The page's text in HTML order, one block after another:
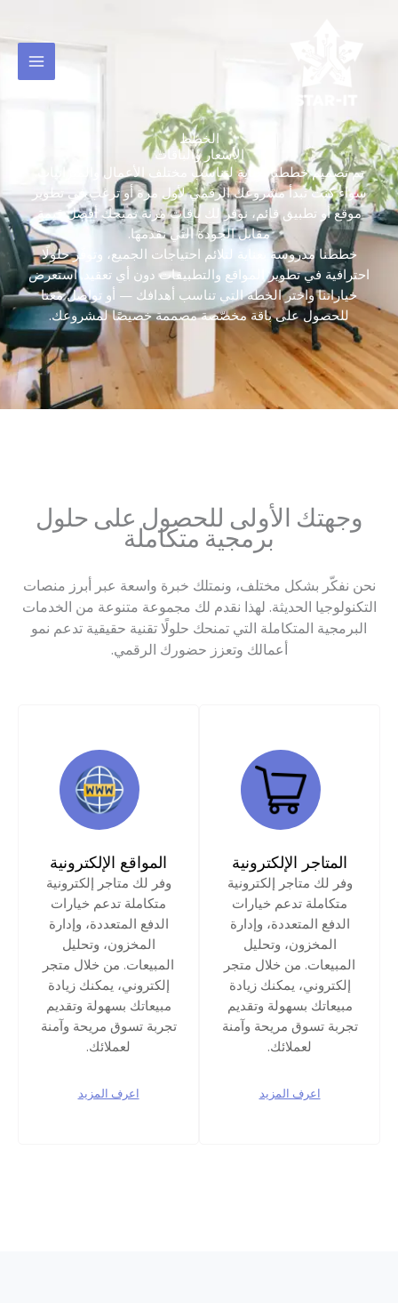
المحتوى
الخطط
الأسعار والباقات
تم تصميم خططنا بعناية لتناسب مختلف الأعمال والميزانيات.
سواء كنت تبدأ مشروعك الرقمي لأول مرة أو ترغب في تطوير
موقع أو تطبيق قائم، نوفر لك باقات مرنة تمنحك أفضل قيمة
مقابل الجودة التي نقدمها.
خططنا مدروسة بعناية لتلائم احتياجات الجميع، وتوفّر حلولًا
احترافية في تطوير المواقع والتطبيقات دون أي تعقيد. استعرض
خياراتنا واختر الخطة التي تناسب أهدافك — أو تواصل معنا
للحصول على باقة مخصّصة مصممة خصيصًا لمشروعك.
وجهتك الأولى للحصول على حلول
برمجية متكاملة
نحن نفكّر بشكل مختلف، ونمتلك خبرة واسعة عبر أبرز منصات
التكنولوجيا الحديثة. لهذا نقدم لك مجموعة متنوعة من الخدمات
البرمجية المتكاملة التي تمنحك حلولًا تقنية حقيقية تدعم نمو
أعمالك وتعزز حضورك الرقمي.
المتاجر الإلكترونية
وفر لك متاجر إلكترونية
متكاملة تدعم خيارات
الدفع المتعددة، وإدارة
المخزون، وتحليل
المبيعات. من خلال متجر
إلكتروني، يمكنك زيادة
مبيعاتك بسهولة وتقديم
تجربة تسوق مريحة وآمنة
لعملائك.
اعرف المزيد
المواقع الإلكترونية
وفر لك متاجر إلكترونية
متكاملة تدعم خيارات
الدفع المتعددة، وإدارة
المخزون، وتحليل
المبيعات. من خلال متجر
إلكتروني، يمكنك زيادة
مبيعاتك بسهولة وتقديم
تجربة تسوق مريحة وآمنة
لعملائك.
اعرف المزيد